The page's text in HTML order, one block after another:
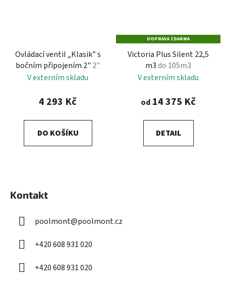
Ovládací ventil „Klasik” s
bočním připojením 2" 2"
V externím skladu
4 293 Kč
DO KOŠÍKU
DOPRAVA ZDARMA
Victoria Plus Silent 22,5
m3do 105m3
V externím skladu
od 14 375 Kč
DETAIL
Kontakt
poolmont@poolmont.cz
+420 608 931 020
+420 608 931 020